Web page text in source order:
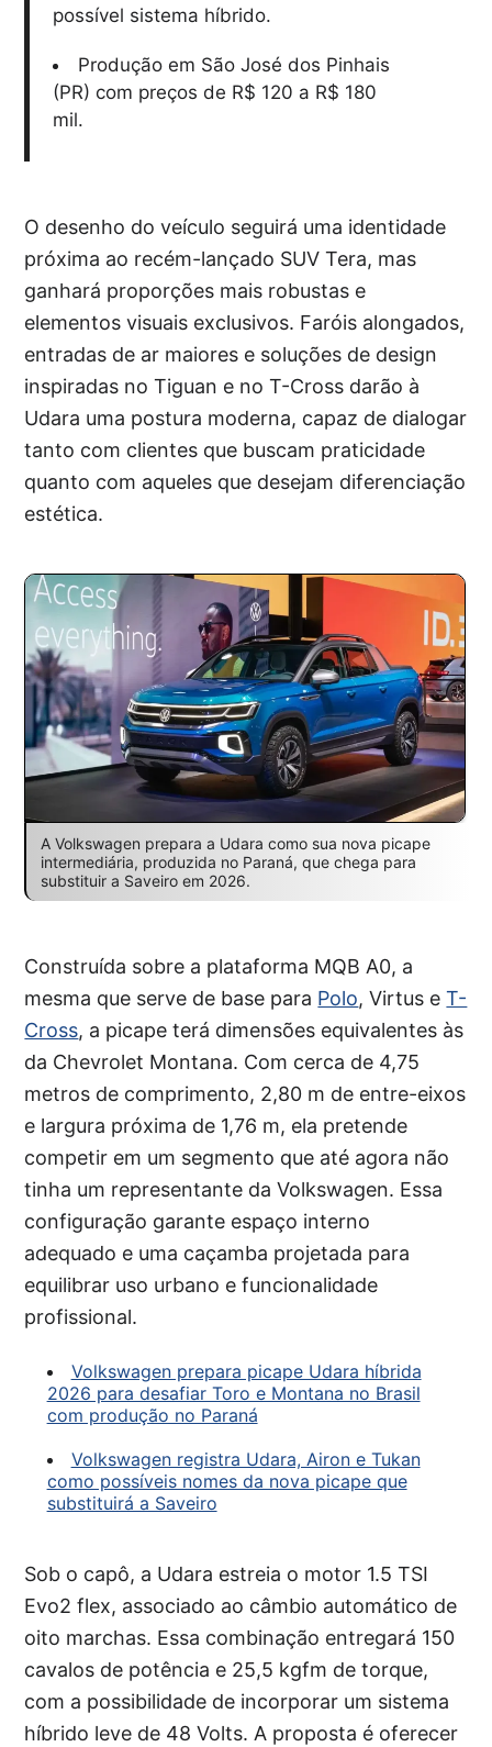
possível sistema híbrido.
Produção em São José dos Pinhais
(PR) com preços de R$ 120 a R$ 180
mil.
O desenho do veículo seguirá uma identidade
próxima ao recém-lançado SUV Tera, mas
ganhará proporções mais robustas e
elementos visuais exclusivos. Faróis alongados,
entradas de ar maiores e soluções de design
inspiradas no Tiguan e no T-Cross darão à
Udara uma postura moderna, capaz de dialogar
tanto com clientes que buscam praticidade
quanto com aqueles que desejam diferenciação
estética.
A Volkswagen prepara a Udara como sua nova picape
intermediária, produzida no Paraná, que chega para
substituir a Saveiro em 2026.
Construída sobre a plataforma MQB A0, a
mesma que serve de base para Polo, Virtus eT-
Cross, a picape terá dimensões equivalentes às
da Chevrolet Montana. Com cerca de 4,75
metros de comprimento, 2,80 m de entre-eixos
e largura próxima de 1,76 m, ela pretende
competir em um segmento que até agora não
tinha um representante da Volkswagen. Essa
configuração garante espaço interno
adequado e uma caçamba projetada para
equilibrar uso urbano e funcionalidade
profissional.
Volkswagen prepara picape Udara híbrida
2026 para desafiar Toro e Montana no Brasil
com produção no Paraná
Volkswagen registra Udara, Airon e Tukan
como possíveis nomes da nova picape que
substituirá a Saveiro
Sob o capô, a Udara estreia o motor 1.5 TSI
Evo2 flex, associado ao câmbio automático de
oito marchas. Essa combinação entregará 150
cavalos de potência e 25,5 kgfm de torque,
com a possibilidade de incorporar um sistema
híbrido leve de 48 Volts. A proposta é oferecer